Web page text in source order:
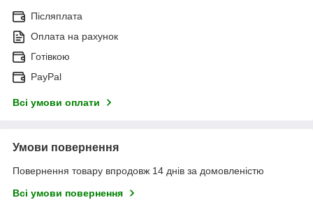
Післяплата
Оплата на рахунок
Готівкою
PayPal
Всі умови оплати
Умови повернення
Повернення товару впродовж 14 днів за домовленістю
Всі умови повернення